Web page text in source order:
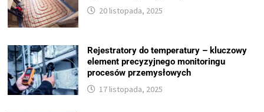
20 listopada, 2025
Rejestratory do temperatury – kluczowy
element precyzyjnego monitoringu
procesów przemysłowych
17 listopada, 2025